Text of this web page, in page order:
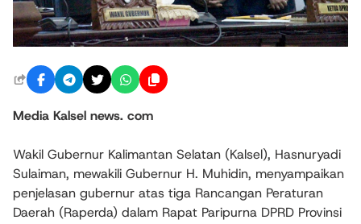
Media Kalsel news. com
Wakil Gubernur Kalimantan Selatan (Kalsel), Hasnuryadi
Sulaiman, mewakili Gubernur H. Muhidin, menyampaikan
penjelasan gubernur atas tiga Rancangan Peraturan
Daerah (Raperda) dalam Rapat Paripurna DPRD Provinsi